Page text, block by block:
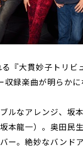
る『大貫妙子トリ
録楽曲が明らかに
ルなアレンジ、坂
本龍一）。奥田民
ー。絶妙なバンド